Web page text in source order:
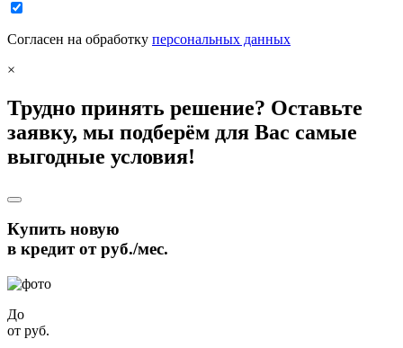
Согласен на обработку персональных данных
×
Трудно принять решение? Оставьте
заявку, мы подберём для Вас самые
выгодные условия!
Купить новую
в кредит отруб./мес.
До
от руб.